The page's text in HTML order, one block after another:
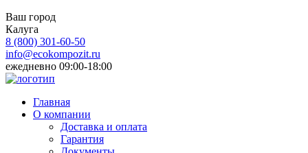
Ваш город
Калуга
8 (800) 301-60-50
info@ecokompozit.ru
ежедневно 09:00-18:00
Главная
О компании
Доставка и оплата
Гарантия